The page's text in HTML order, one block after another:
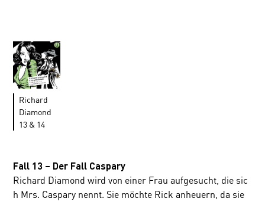
Richard
Diamond
13 & 14
Fall 13 – Der Fall Caspary
Richard Diamond wird von einer Frau aufgesucht, die sic
h Mrs. Caspary nennt. Sie möchte Rick anheuern, da sie